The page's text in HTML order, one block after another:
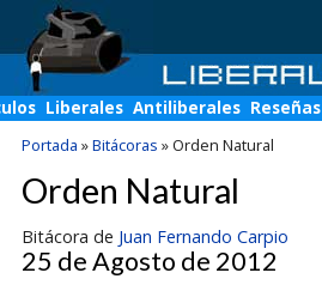
Liberales Antiliberales Reseñas
Portada »Bitácoras »Orden Natural
Orden Natural
Bitácora de Juan Fernando Carpio
25 de Agosto de 2012